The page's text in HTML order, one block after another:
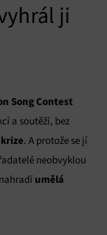
ji
Song Contest
a soutěží, bez
. A protože se jí
neobvyklou
umělá